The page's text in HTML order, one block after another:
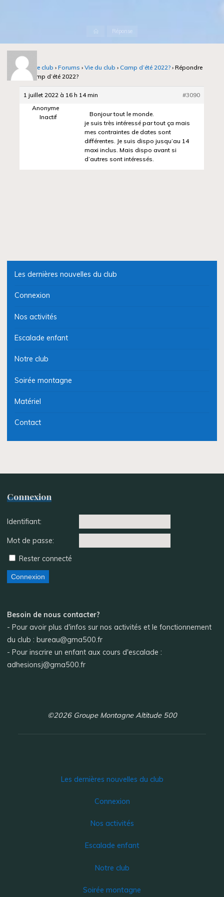
AccueilRéponse
Notre club › Forums › Vie du club › Camp d’été 2022? › Répondre
à : Camp d’été 2022?
1 juillet 2022 à 16 h 14 min
#3090
Anonyme
Inactif
Bonjour tout le monde.
je suis très intéressé par tout ça mais
mes contraintes de dates sont
différentes. Je suis dispo jusqu’au 14
maxi inclus. Mais dispo avant si
d’autres sont intéressés.
Les dernières nouvelles du club
Connexion
Nos activités
Escalade enfant
Notre club
Soirée montagne
Matériel
Contact
Connexion
Identifiant:
Mot de passe:
Rester connecté
Connexion
Besoin de nous contacter?
- Pour avoir plus d'infos sur nos activités et le fonctionnement
du club : bureau@gma500.fr
- Pour inscrire un enfant aux cours d'escalade :
adhesionsj@gma500.fr
©2026 Groupe Montagne Altitude 500
Les dernières nouvelles du club
Connexion
Nos activités
Escalade enfant
Notre club
Soirée montagne